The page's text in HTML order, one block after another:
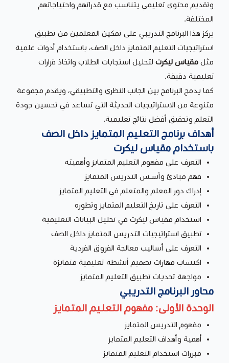
وتقديم محتوى تعليمي يتناسب مع قدراتهم واحتياجاتهم
المختلفة.
يركز هذا البرنامج التدريبي على تمكين المعلمين من تطبيق
استراتيجيات التعليم المتمايز داخل الصف، باستخدام أدوات علمية
مثل مقياس ليكرت لتحليل استجابات الطلاب واتخاذ قرارات
تعليمية دقيقة.
كما يدمج البرنامج بين الجانب النظري والتطبيقي، ويقدم مجموعة
متنوعة من الاستراتيجيات الحديثة التي تساعد في تحسين جودة
التعلم وتحقيق أفضل نتائج تعليمية.
أهداف برنامج التعليم المتمايز داخل الصف
باستخدام مقياس ليكرت
التعرف على مفهوم التعليم المتمايز وأهميته
فهم مبادئ وأسـس التدريس المتمايز
إدراك دور المعلم والمتعلم في التعليم المتمايز
التعرف على تاريخ التعليم المتمايز وتطوره
استخدام مقياس ليكرت في تحليل البيانات التعليمية
تطبيق استراتيجيات التدريس المتمايز داخل الصف
التعرف على أساليب معالجة الفروق الفردية
اكتساب مهارات تصميم أنشطة تعليمية متمايزة
مواجهة تحديات تطبيق التعليم المتمايز
محاور البرنامج التدريبي
الوحدة الأولى: مفهوم التعليم المتمايز
مفهوم التدريس المتمايز
أهمية وأهداف التعليم المتمايز
مبررات استخدام التعليم المتمايز